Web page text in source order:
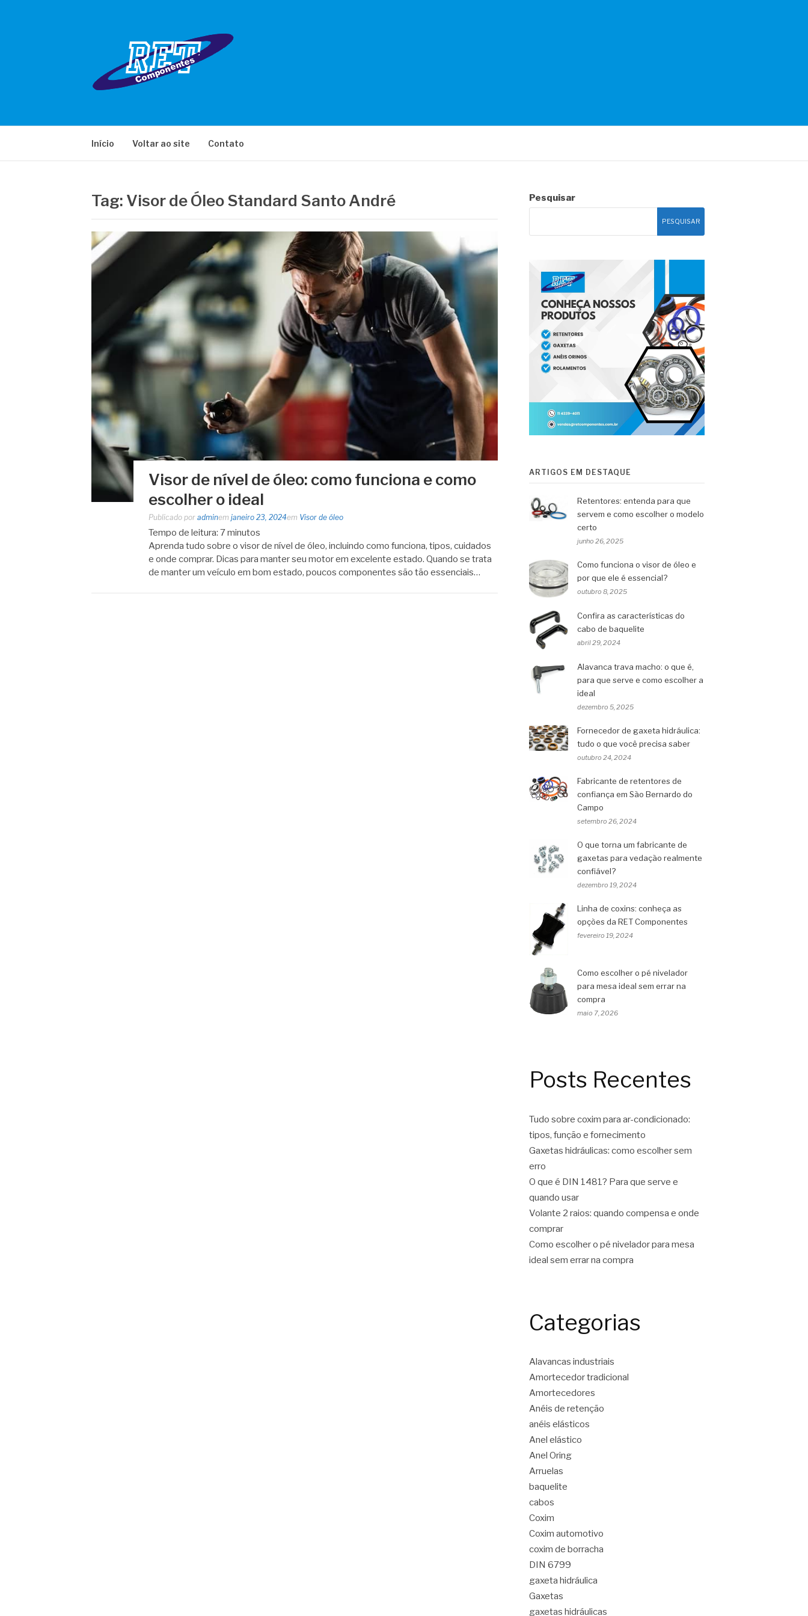
Início Voltar ao site Contato
Tag: Visor de Óleo Standard Santo André
Visor de nível de óleo: como funciona e como
escolher o ideal
Publicado por adminem janeiro 23, 2024em Visor de óleo
Tempo de leitura: 7minutos
Aprenda tudo sobre o visor de nível de óleo, incluindo como funciona, tipos, cuidados
e onde comprar. Dicas para manter seu motor em excelente estado. Quando se trata
de manter um veículo em bom estado, poucos componentes são tão essenciais…
Pesquisar
PESQUISAR
ARTIGOS EM DESTAQUE
Retentores: entenda para que
servem e como escolher o modelo
certo
junho 26, 2025
Como funciona o visor de óleo e
por que ele é essencial?
outubro 8, 2025
Confira as características do
cabo de baquelite
abril 29, 2024
Alavanca trava macho: o que é,
para que serve e como escolher a
ideal
dezembro 5, 2025
Fornecedor de gaxeta hidráulica:
tudo o que você precisa saber
outubro 24, 2024
Fabricante de retentores de
confiança em São Bernardo do
Campo
setembro 26, 2024
O que torna um fabricante de
gaxetas para vedação realmente
confiável?
dezembro 19, 2024
Linha de coxins: conheça as
opções da RET Componentes
fevereiro 19, 2024
Como escolher o pé nivelador
para mesa ideal sem errar na
compra
maio 7, 2026
Posts Recentes
Tudo sobre coxim para ar-condicionado:
tipos, função e fornecimento
Gaxetas hidráulicas: como escolher sem
erro
O que é DIN 1481? Para que serve e
quando usar
Volante 2 raios: quando compensa e onde
comprar
Como escolher o pé nivelador para mesa
ideal sem errar na compra
Categorias
Alavancas industriais
Amortecedor tradicional
Amortecedores
Anéis de retenção
anéis elásticos
Anel elástico
Anel Oring
Arruelas
baquelite
cabos
Coxim
Coxim automotivo
coxim de borracha
DIN 6799
gaxeta hidráulica
Gaxetas
gaxetas hidráulicas